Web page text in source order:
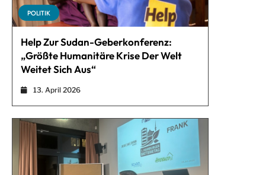
POLITIK
Help Zur Sudan-Geberkonferenz:
„Größte Humanitäre Krise Der Welt
Weitet Sich Aus“
13. April 2026